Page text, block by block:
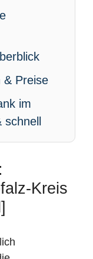
& Preise
im
Kreis